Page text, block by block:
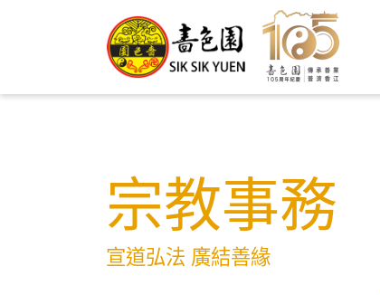
宗教事務
宣道弘法 廣結善緣